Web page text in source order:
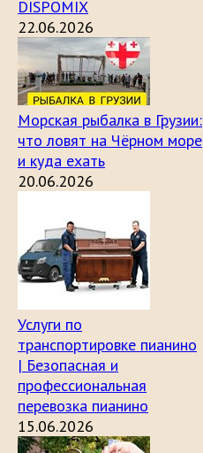
DISPOMIX
22.06.2026
Морская рыбалка в Грузии:
что ловят на Чёрном море
и куда ехать
20.06.2026
Услуги по
транспортировке пианино
| Безопасная и
профессиональная
перевозка пианино
15.06.2026